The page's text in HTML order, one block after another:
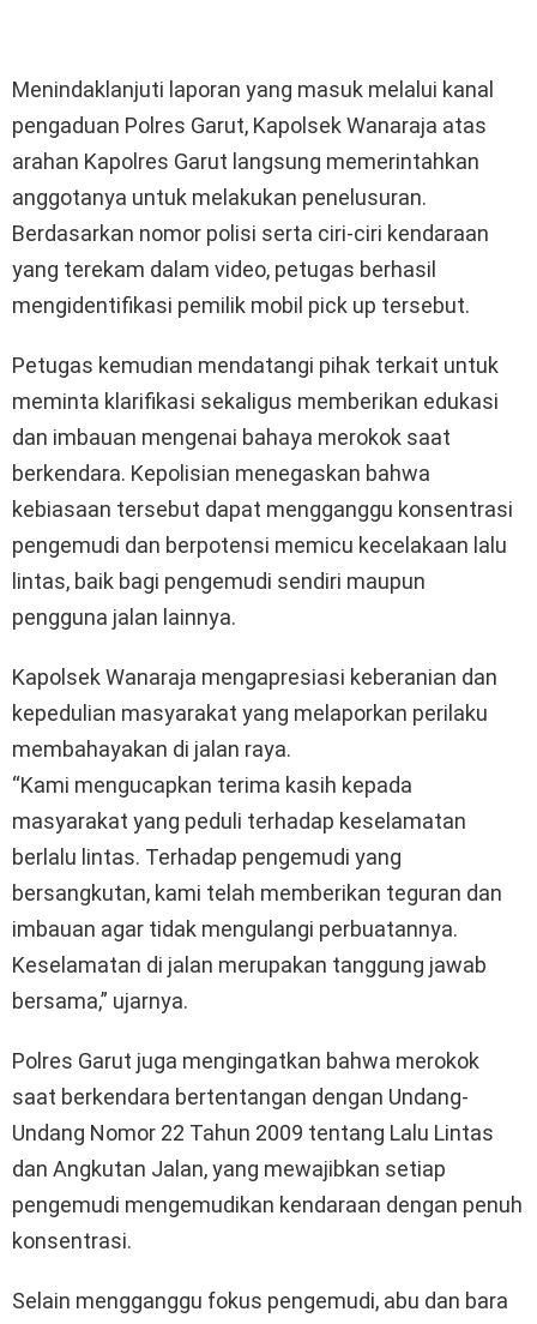
Menindaklanjuti laporan yang masuk melalui kanal
pengaduan Polres Garut, Kapolsek Wanaraja atas
arahan Kapolres Garut langsung memerintahkan
anggotanya untuk melakukan penelusuran.
Berdasarkan nomor polisi serta ciri-ciri kendaraan
yang terekam dalam video, petugas berhasil
mengidentifikasi pemilik mobil pick up tersebut.
Petugas kemudian mendatangi pihak terkait untuk
meminta klarifikasi sekaligus memberikan edukasi
dan imbauan mengenai bahaya merokok saat
berkendara. Kepolisian menegaskan bahwa
kebiasaan tersebut dapat mengganggu konsentrasi
pengemudi dan berpotensi memicu kecelakaan lalu
lintas, baik bagi pengemudi sendiri maupun
pengguna jalan lainnya.
Kapolsek Wanaraja mengapresiasi keberanian dan
kepedulian masyarakat yang melaporkan perilaku
membahayakan di jalan raya.
“Kami mengucapkan terima kasih kepada
masyarakat yang peduli terhadap keselamatan
berlalu lintas. Terhadap pengemudi yang
bersangkutan, kami telah memberikan teguran dan
imbauan agar tidak mengulangi perbuatannya.
Keselamatan di jalan merupakan tanggung jawab
bersama,” ujarnya.
Polres Garut juga mengingatkan bahwa merokok
saat berkendara bertentangan dengan Undang-
Undang Nomor 22 Tahun 2009 tentang Lalu Lintas
dan Angkutan Jalan, yang mewajibkan setiap
pengemudi mengemudikan kendaraan dengan penuh
konsentrasi.
Selain mengganggu fokus pengemudi, abu dan bara